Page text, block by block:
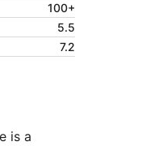
100+
5.5
7.2
is a